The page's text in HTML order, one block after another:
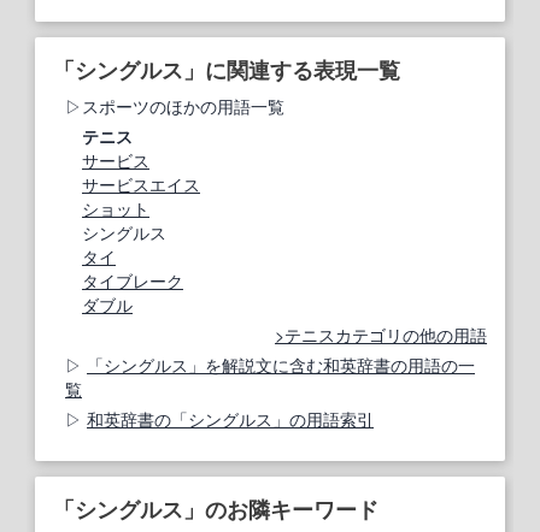
「シングルス」に関連する表現一覧
スポーツのほかの用語一覧
テニス
サービス
サービスエイス
ショット
シングルス
タイ
タイブレーク
ダブル
テニスカテゴリの他の用語
「シングルス」を解説文に含む和英辞書の用語の一
覧
和英辞書の「シングルス」の用語索引
「シングルス」のお隣キーワード